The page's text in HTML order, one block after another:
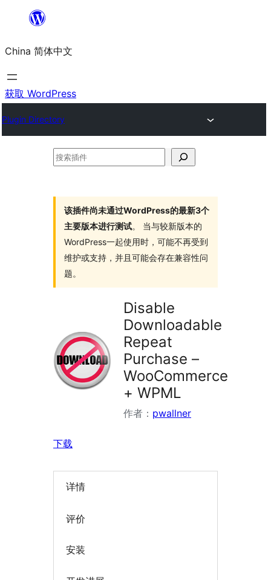
内
容
China 简体中文
获取 WordPress
Plugin Directory
搜
该插件尚未通过WordPress的最新3个
主要版本进行测试。 当与较新版本的
WordPress一起使用时，可能不再受到
维护或支持，并且可能会存在兼容性问
题。
Disable
Downloadable
Repeat
Purchase –
WooCommerce
+ WPML
作者： pwallner
下载
详情
评价
安装